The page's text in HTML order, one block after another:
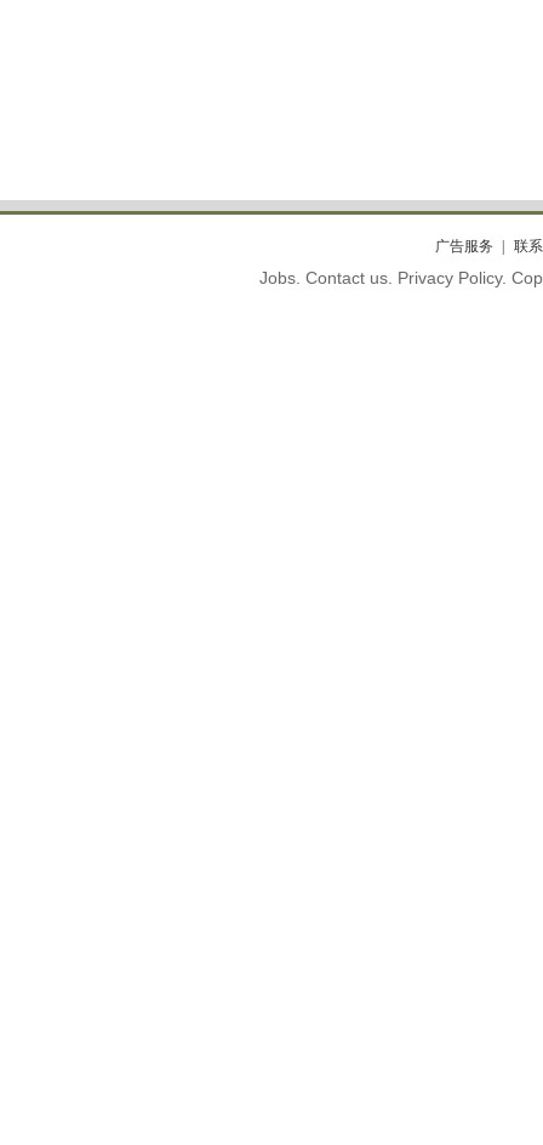
广告服务 联
Jobs. Contact us. Privacy Policy.